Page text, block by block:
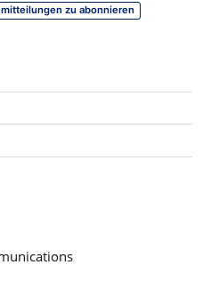
zu abonnieren